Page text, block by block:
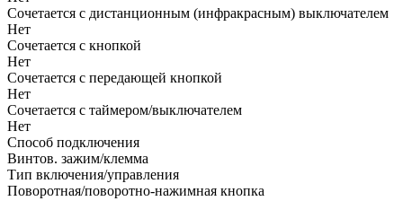
Сочетается с дистанционным (инфракрасным) выключателем
Нет
Сочетается с кнопкой
Нет
Сочетается с передающей кнопкой
Нет
Сочетается с таймером/выключателем
Нет
Способ подключения
Винтов. зажим/клемма
Тип включения/управления
Поворотная/поворотно-нажимная кнопка